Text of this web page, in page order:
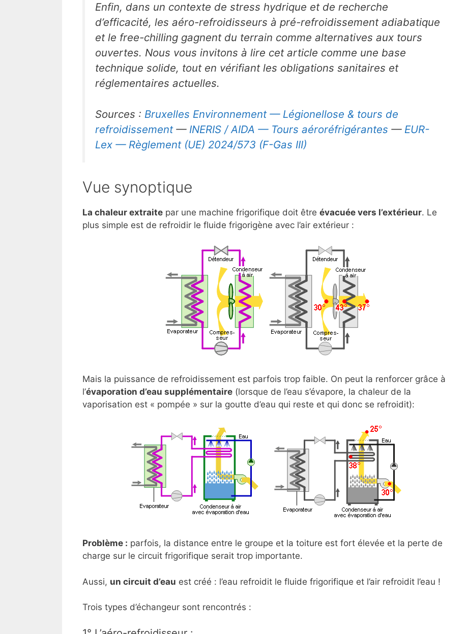
Enfin, dans un contexte de stress hydrique et de recherche
d’efficacité, les aéro-refroidisseurs à pré-refroidissement adiabatique
et le free-chilling gagnent du terrain comme alternatives aux tours
ouvertes. Nous vous invitons à lire cet article comme une base
technique solide, tout en vérifiant les obligations sanitaires et
réglementaires actuelles.
Sources : Bruxelles Environnement — Légionellose & tours de
refroidissement— INERIS / AIDA — Tours aéroréfrigérantes — EUR-
Lex — Règlement (UE) 2024/573 (F-Gas III)
Vue synoptique
La chaleur extraite par une machine frigorifique doit être évacuée vers l’extérieur. Le
plus simple est de refroidir le fluide frigorigène avec l’air extérieur :
Mais la puissance de refroidissement est parfois trop faible. On peut la renforcer grâce à
l’évaporation d’eau supplémentaire (lorsque de l’eau s’évapore, la chaleur de la
vaporisation est « pompée » sur la goutte d’eau qui reste et qui donc se refroidit):
Problème : parfois, la distance entre le groupe et la toiture est fort élevée et la perte de
charge sur le circuit frigorifique serait trop importante.
Aussi, un circuit d’eau est créé : l’eau refroidit le fluide frigorifique et l’air refroidit l’eau !
Trois types d’échangeur sont rencontrés :